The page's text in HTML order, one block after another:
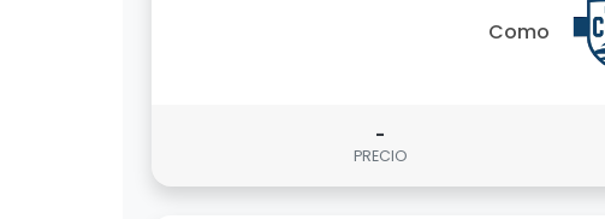
Como
-
PRECIO